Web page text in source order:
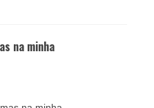
na minha